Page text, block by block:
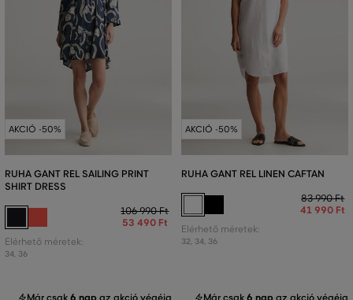
AKCIÓ -50%
RUHA GANT REL SAILING PRINT
SHIRT DRESS
106 990 Ft
53 490 Ft
Elérhető méretek:
34, 36
AKCIÓ -50%
RUHA GANT REL LINEN CAFTAN
83 990 Ft
41 990 Ft
Elérhető méretek:
32, 34, 36
Már csak az akció végéig Már csak az akció végéig